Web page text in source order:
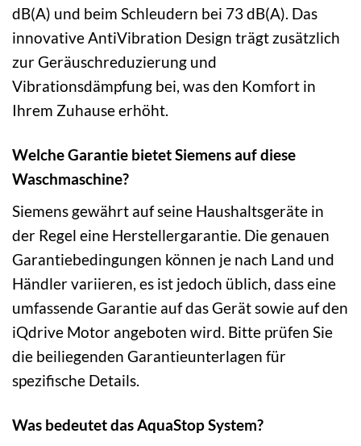
dB(A) und beim Schleudern bei 73 dB(A). Das
innovative AntiVibration Design trägt zusätzlich
zur Geräuschreduzierung und
Vibrationsdämpfung bei, was den Komfort in
Ihrem Zuhause erhöht.
Welche Garantie bietet Siemens auf diese
Waschmaschine?
Siemens gewährt auf seine Haushaltsgeräte in
der Regel eine Herstellergarantie. Die genauen
Garantiebedingungen können je nach Land und
Händler variieren, es ist jedoch üblich, dass eine
umfassende Garantie auf das Gerät sowie auf den
iQdrive Motor angeboten wird. Bitte prüfen Sie
die beiliegenden Garantieunterlagen für
spezifische Details.
Was bedeutet das AquaStop System?